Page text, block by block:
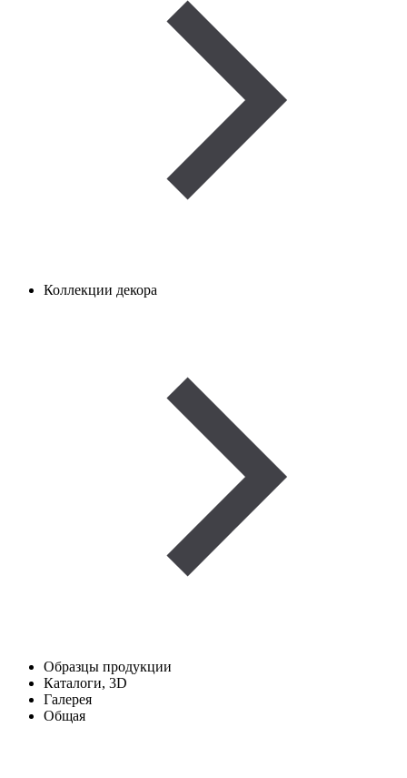
Коллекции декора
Образцы продукции
Каталоги, 3D
Галерея
Общая